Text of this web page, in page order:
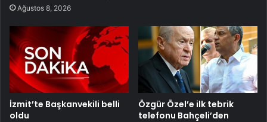
Ağustos 8, 2026
İzmit’te Başkanvekili belli
oldu
Özgür Özel’e ilk tebrik
telefonu Bahçeli’den